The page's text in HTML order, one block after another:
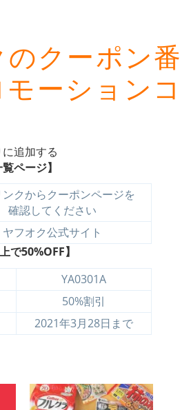
クーポン番
ーションコ
追加する
ページ】
クからクーポンページを
確認してください
ヤフオク公式サイト
で50%OFF】
YA0301A
50%割引
2021年3月28日まで